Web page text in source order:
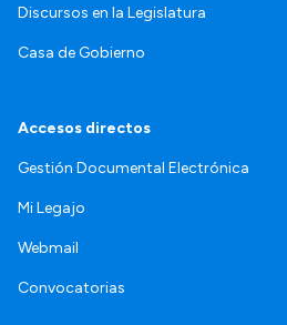
Discursos en la Legislatura
Casa de Gobierno
Accesos directos
Gestión Documental Electrónica
Mi Legajo
Webmail
Convocatorias